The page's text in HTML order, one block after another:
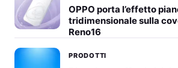
OPPO porta l’effetto
tridimensionale sulla
Reno16
PRODOTTI